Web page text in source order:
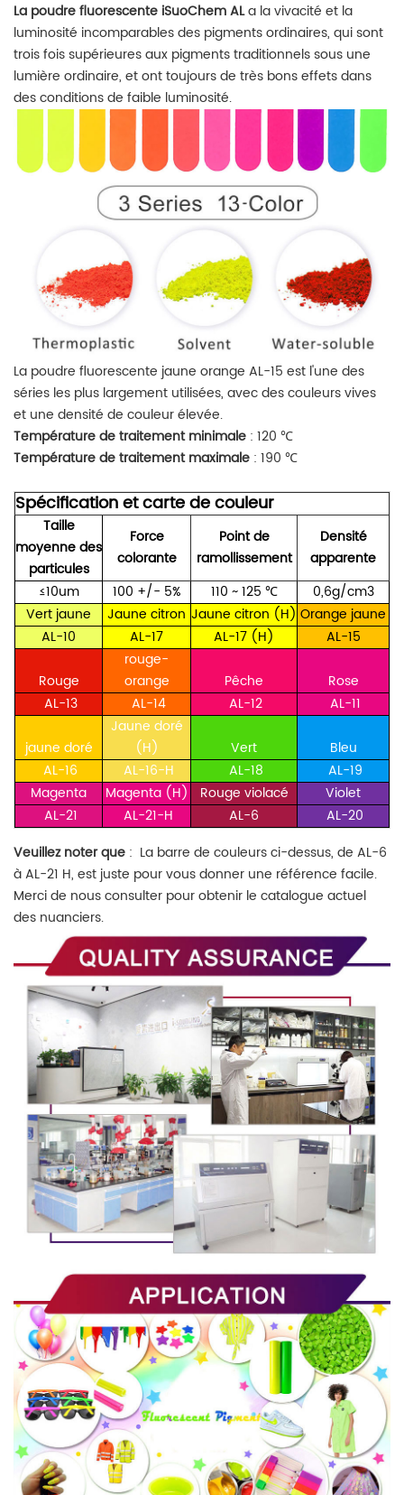
La poudre fluorescente iSuoChem ALa la vivacité et la
luminosité incomparables des pigments ordinaires, qui sont
trois fois supérieures aux pigments traditionnels sous une
lumière ordinaire, et ont toujours de très bons effets dans
des conditions de faible luminosité.
La poudre fluorescente jaune orange AL-15 est l'une des
séries les plus largement utilisées, avec des couleurs vives
et une densité de couleur élevée.
Température de traitement minimale : 120 ℃
Température de traitement maximale : 190 ℃
Spécification et carte de couleur
Taille
moyenne des
particules
Force
colorante
Point de
ramollissement
Densité
apparente
≤10um
100 +/- 5% 110 ~ 125 ℃
0,6g/cm3
Vert jaune
Jaune citron Jaune citron (H) Orange jaune
AL-10
AL-17 AL-17 (H) AL-15
Rouge
rouge-
orange
Pêche
Rose
AL-13
AL-14 AL-12 AL-11
jaune doré
Jaune doré
(H)
Vert
Bleu
AL-16
AL-16-H AL-18
AL-19
Magenta
Magenta (H) Rouge violacé
Violet
AL-21
AL-21-H AL-6
AL-20
Veuillez noter que : La barre de couleurs ci-dessus, de AL-6
à AL-21 H, est juste pour vous donner une référence facile.
Merci de nous consulter pour obtenir le catalogue actuel
des nuanciers.